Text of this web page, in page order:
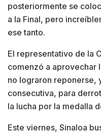
posteriormente se
a la Final, pero
ese tanto.
El representativo de la
comenzó a aprovechar
no lograron reponerse,
consecutiva, para
la lucha por la medalla
Este viernes, Sinaloa